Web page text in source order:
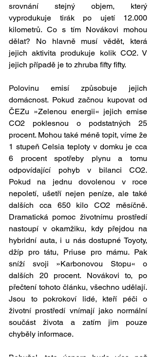
srovnání stejný objem, který
vyprodukuje tirák po ujetí 12.000
kilometrů. Co s tím Novákovi mohou
dělat? No hlavně musí vědět, která
jejich aktivita produkuje kolik CO2. V
jejich případě je to zhruba fifty fifty.
Polovinu emisí způsobuje jejich
domácnost. Pokud začnou kupovat od
ČEZu »Zelenou energii« jejich emise
CO2 poklesnou o podstatných 25
procent. Mohou také méně topit, víme že
1 stupeň Celsia teploty v domku je cca
6 procent spotřeby plynu a tomu
odpovídající pohyb v bilanci CO2.
Pokud na jednu dovolenou v roce
nepoletí, ušetří nejen peníze, ale také
dalších cca 650 kilo CO2 měsíčně.
Dramatická pomoc životnímu prostředí
nastoupí v okamžiku, kdy přejdou na
hybridní auta, i u nás dostupné Toyoty,
džíp pro tátu, Priuse pro mámu. Pak
sníží svoji »Karbonovou Stopu« o
dalších 20 procent. Novákovi to, po
přečtení tohoto článku, všechno udělají.
Jsou to pokrokoví lidé, kteří péči o
životní prostředí vnímají jako normální
součást života a zatím jim pouze
chyběly informace.
Bohužel, tato úspora bude více než